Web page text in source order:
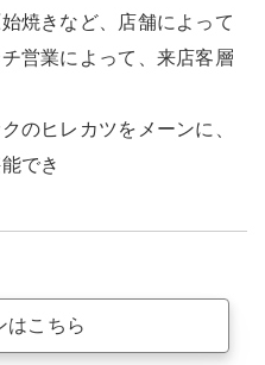
焼きなど、店舗によって
営業によって、来店客層
のヒレカツをメーンに、
でき
はこちら